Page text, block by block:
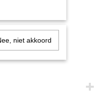
niet akkoord